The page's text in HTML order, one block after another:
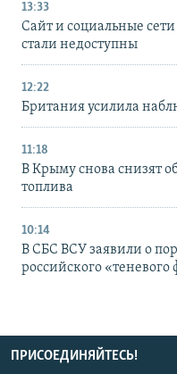
13:33
Сайт и социальные
стали недоступны
12:22
Британия усилила
11:18
В Крыму снова снизят
топлива
10:14
В СБС ВСУ заявили о
российского
ПРИСОЕДИНЯЙТЕСЬ!